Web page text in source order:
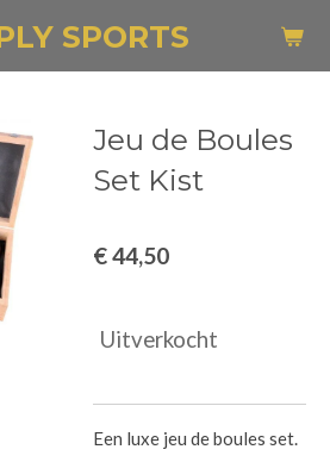
SPORTS
Jeu de Boules
Set Kist
€ 44,50
Uitverkocht
Een luxe jeu de boules set.